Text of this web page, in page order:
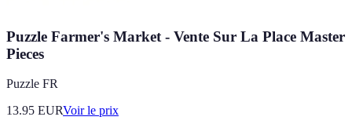
Puzzle Farmer's Market - Vente Sur La Place Master
Pieces
Puzzle FR
13.95 EURVoir le prix